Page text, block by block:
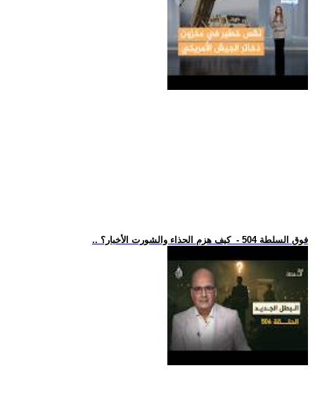
.. فوق السلطة 504 - كيف هزم الحذاء والشورت الأخبار؟